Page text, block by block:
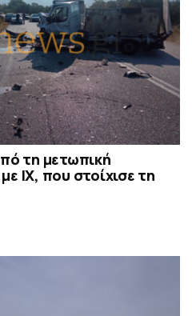
τη μετωπική
IX, που στοίχισε τη